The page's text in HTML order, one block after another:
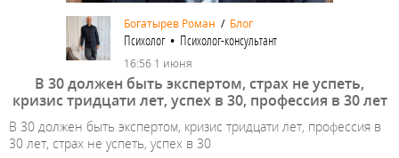
Богатырев Роман / Блог
Психолог • Психолог-консультант
16:56 1 июня
В 30 должен быть экспертом, страх не успеть,
кризис тридцати лет, успех в 30, профессия в 30 лет
В 30 должен быть экспертом, кризис тридцати лет, профессия в
30 лет, страх не успеть, успех в 30